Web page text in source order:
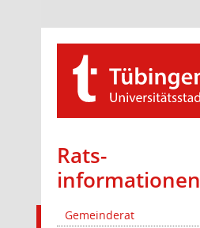
Rats­
informationen
Gemeinderat